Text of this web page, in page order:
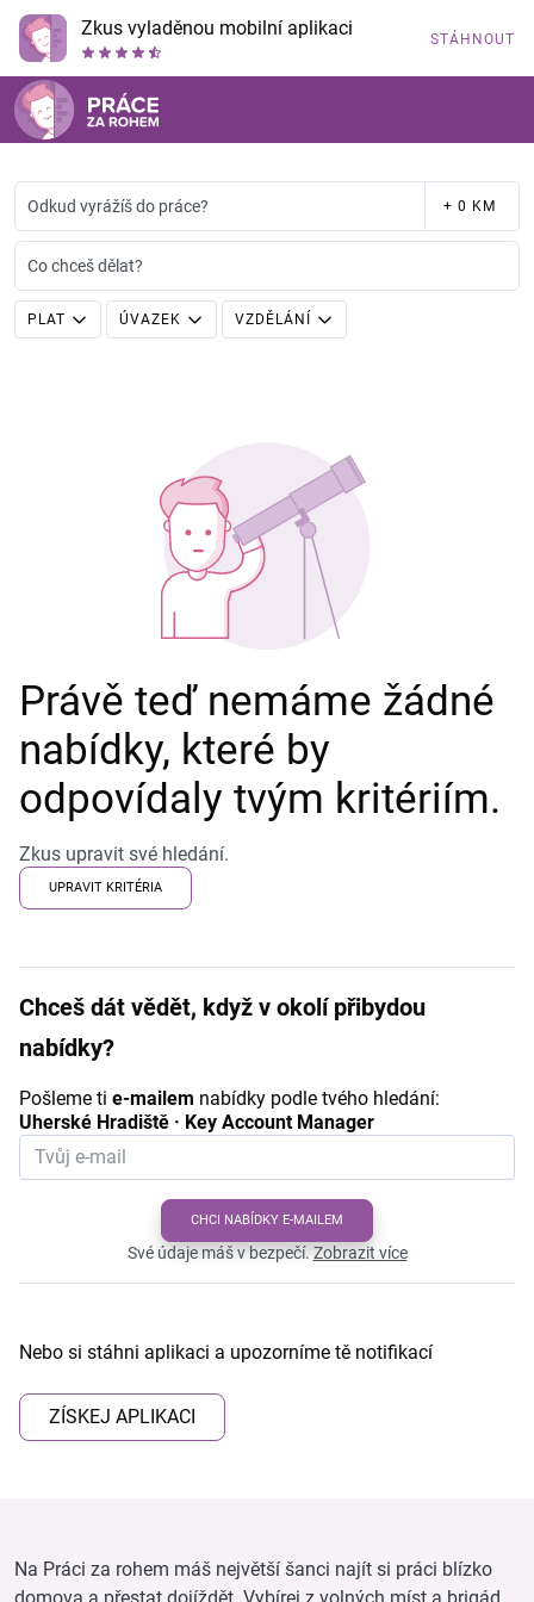
Zkus vyladěnou mobilní aplikaci STÁHNOUT
Odkud vyrážíš do práce? + 0 KM
Co chceš dělat?
PLAT ÚVAZEK VZDĚLÁNÍ
Právě teď nemáme žádné
nabídky, které by
odpovídaly tvým kritériím.
Zkus upravit své hledání.
UPRAVIT KRITÉRIA
Chceš dát vědět, když v okolí přibydou
nabídky?
Pošleme ti e-mailem nabídky podle tvého hledání:
Uherské Hradiště · Key Account Manager
CHCI NABÍDKY E-MAILEM
Své údaje máš v bezpečí.Zobrazit více
Nebo si stáhni aplikaci a upozorníme tě notifikací
ZÍSKEJ APLIKACI
Na Práci za rohem máš největší šanci najít si práci blízko
domova a přestat dojíždět. Vybírej z volných míst a brigád